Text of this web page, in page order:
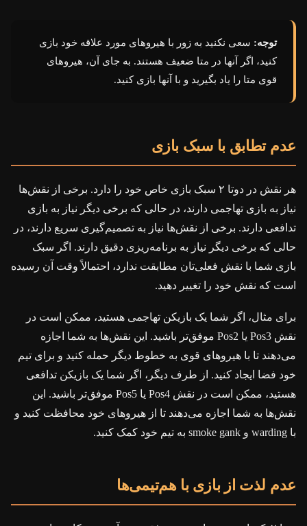
توجه: سعی نکنید به زور با هیروهای مورد علاقه خود بازی
کنید، اگر آنها در متا ضعیف هستند. به جای آن، هیروهای
قوی متا را یاد بگیرید و با آنها بازی کنید.
عدم تطابق با سبک بازی
هر نقش در دوتا ۲ سبک بازی خاص خود را دارد. برخی از نقش‌ها
نیاز به بازی تهاجمی دارند، در حالی که برخی دیگر نیاز به بازی
تدافعی دارند. برخی از نقش‌ها نیاز به تصمیم‌گیری سریع دارند، در
حالی که برخی دیگر نیاز به برنامه‌ریزی دقیق دارند. اگر سبک
بازی شما با نقش فعلی‌تان مطابقت ندارد، احتمالاً وقت آن رسیده
است که نقش خود را تغییر دهید.
برای مثال، اگر شما یک بازیکن تهاجمی هستید، ممکن است در
نقش Pos3 یا Pos2 موفق‌تر باشید. این نقش‌ها به شما اجازه
می‌دهند تا با هیروهای قوی به خطوط دیگر حمله کنید و برای تیم
خود فضا ایجاد کنید. از طرف دیگر، اگر شما یک بازیکن تدافعی
هستید، ممکن است در نقش Pos4 یا Pos5 موفق‌تر باشید. این
نقش‌ها به شما اجازه می‌دهند تا از هیروهای خود محافظت کنید و
با warding و smoke gank به تیم خود کمک کنید.
عدم لذت از بازی با هم‌تیمی‌ها